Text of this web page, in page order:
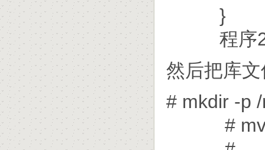
}
程序2:
然后把库
# mkdir -p
# mv